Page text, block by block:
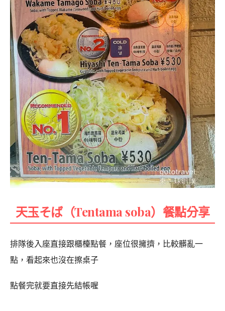
天玉そば（Tentama soba）餐點分享
排隊後入座直接跟櫃檯點餐，座位很擁擠，比較髒亂一
點，看起來也沒在擦桌子
點餐完就要直接先結帳喔